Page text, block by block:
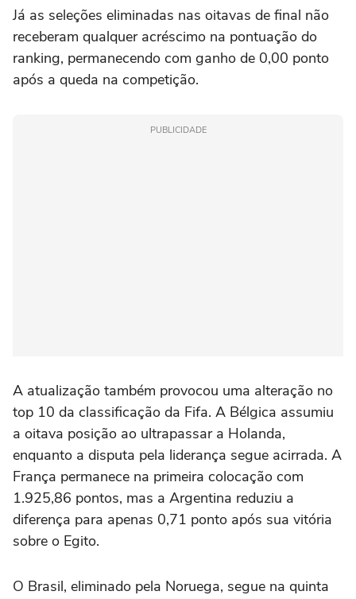
Já as seleções eliminadas nas oitavas de final não
receberam qualquer acréscimo na pontuação do
ranking, permanecendo com ganho de 0,00 ponto
após a queda na competição.
PUBLICIDADE
A atualização também provocou uma alteração no
top 10 da classificação da Fifa. A Bélgica assumiu
a oitava posição ao ultrapassar a Holanda,
enquanto a disputa pela liderança segue acirrada. A
França permanece na primeira colocação com
1.925,86 pontos, mas a Argentina reduziu a
diferença para apenas 0,71 ponto após sua vitória
sobre o Egito.
O Brasil, eliminado pela Noruega, segue na quinta